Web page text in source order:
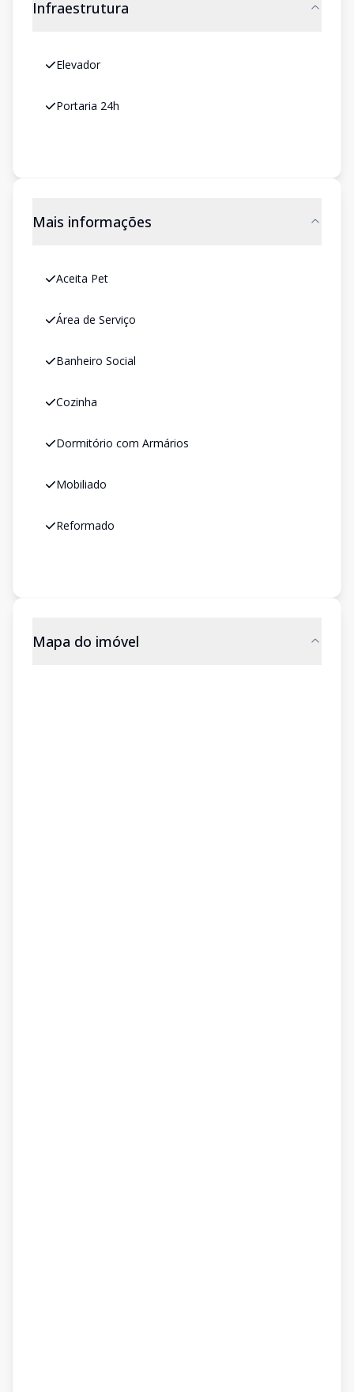
Infraestrutura
Elevador
Portaria 24h
Mais informações
Aceita Pet
Área de Serviço
Banheiro Social
Cozinha
Dormitório com Armários
Mobiliado
Reformado
Mapa do imóvel